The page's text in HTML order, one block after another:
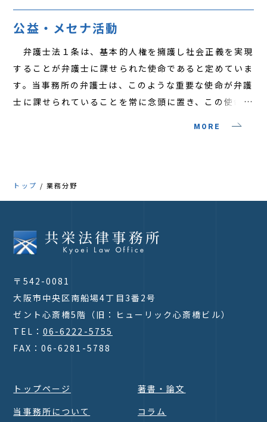
訟実務における経験を生かし、依頼者の権利・利益の実
公益・メセナ活動
弁護士法１条は、基本的人権を擁護し社会正義を実現
することが弁護士に課せられた使命であると定めていま
す。当事務所の弁護士は、このような重要な使命が弁護
士に課せられていることを常に念頭に置き、この使命を
一環として、飯森範親氏が首席指揮者を、秋山和慶氏が
ミュージックアドバイザーを、久石譲氏が主席客演指揮
して、また、宝塚歌劇団、OSK日本歌劇団等のOGのミ
ュージカル公演等に協賛するなどして、その活動を支援
MORE
トップ 業務分野
〒542-0081
大阪市中央区南船場4丁目3番2号
ゼント心斎橋5階（旧：ヒューリック心斎橋ビル）
TEL： 06-6222-5755
FAX：06-6281-5788
トップページ
当事務所について
著書・論文
コラム